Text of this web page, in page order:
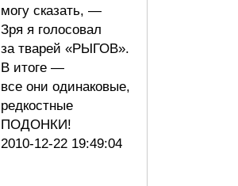
могу сказать, —
Зря я голосовал
за тварей «РЫГОВ».
В итоге —
все они одинаковые,
редкостные
ПОДОНКИ!
2010-12-22 19:49:04